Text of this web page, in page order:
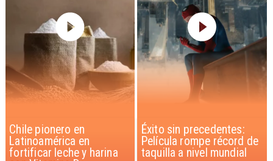
Éxito sin precedentes:
Película rompe récord de
taquilla a nivel mundial
Corte Suprema confirma
pago de $1.000 millones
por caso ProCultura